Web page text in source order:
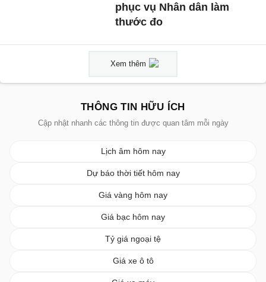
phục vụ Nhân dân làm
thước đo
Xem thêm
THÔNG TIN HỮU ÍCH
Cập nhật nhanh các thông tin được quan tâm mỗi ngày
Lịch âm hôm nay
Dự báo thời tiết hôm nay
Giá vàng hôm nay
Giá bạc hôm nay
Tỷ giá ngoại tệ
Giá xe ô tô